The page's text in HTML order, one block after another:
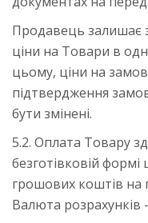
Продавець залишає
ціни на Товари в
цьому, ціни на
підтвердження
бути змінені.
5.2. Оплата Товару
безготівковій
грошових коштів на
Валюта розрахунків